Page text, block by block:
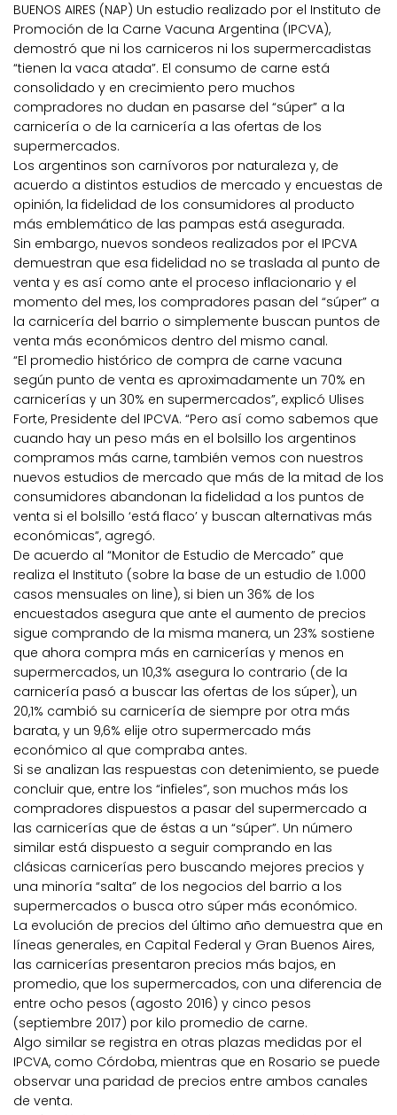
BUENOS AIRES (NAP) Un estudio realizado por el Instituto de
Promoción de la Carne Vacuna Argentina (IPCVA),
demostró que ni los carniceros ni los supermercadistas
“tienen la vaca atada”. El consumo de carne está
consolidado y en crecimiento pero muchos
compradores no dudan en pasarse del “súper” a la
carnicería o de la carnicería a las ofertas de los
supermercados.
Los argentinos son carnívoros por naturaleza y, de
acuerdo a distintos estudios de mercado y encuestas de
opinión, la fidelidad de los consumidores al producto
más emblemático de las pampas está asegurada.
Sin embargo, nuevos sondeos realizados por el IPCVA
demuestran que esa fidelidad no se traslada al punto de
venta y es así como ante el proceso inflacionario y el
momento del mes, los compradores pasan del “súper” a
la carnicería del barrio o simplemente buscan puntos de
venta más económicos dentro del mismo canal.
“El promedio histórico de compra de carne vacuna
según punto de venta es aproximadamente un 70% en
carnicerías y un 30% en supermercados”, explicó Ulises
Forte, Presidente del IPCVA. “Pero así como sabemos que
cuando hay un peso más en el bolsillo los argentinos
compramos más carne, también vemos con nuestros
nuevos estudios de mercado que más de la mitad de los
consumidores abandonan la fidelidad a los puntos de
venta si el bolsillo ‘está flaco’ y buscan alternativas más
económicas”, agregó.
De acuerdo al “Monitor de Estudio de Mercado” que
realiza el Instituto (sobre la base de un estudio de 1.000
casos mensuales on line), si bien un 36% de los
encuestados asegura que ante el aumento de precios
sigue comprando de la misma manera, un 23% sostiene
que ahora compra más en carnicerías y menos en
supermercados, un 10,3% asegura lo contrario (de la
carnicería pasó a buscar las ofertas de los súper), un
20,1% cambió su carnicería de siempre por otra más
barata, y un 9,6% elije otro supermercado más
económico al que compraba antes.
Si se analizan las respuestas con detenimiento, se puede
concluir que, entre los “infieles”, son muchos más los
compradores dispuestos a pasar del supermercado a
las carnicerías que de éstas a un “súper”. Un número
similar está dispuesto a seguir comprando en las
clásicas carnicerías pero buscando mejores precios y
una minoría “salta” de los negocios del barrio a los
supermercados o busca otro súper más económico.
La evolución de precios del último año demuestra que en
líneas generales, en Capital Federal y Gran Buenos Aires,
las carnicerías presentaron precios más bajos, en
promedio, que los supermercados, con una diferencia de
entre ocho pesos (agosto 2016) y cinco pesos
(septiembre 2017) por kilo promedio de carne.
Algo similar se registra en otras plazas medidas por el
IPCVA, como Córdoba, mientras que en Rosario se puede
observar una paridad de precios entre ambos canales
de venta.